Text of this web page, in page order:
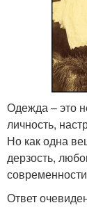
Одежда – это
личность,
Но как одна
дерзость,
Ответ